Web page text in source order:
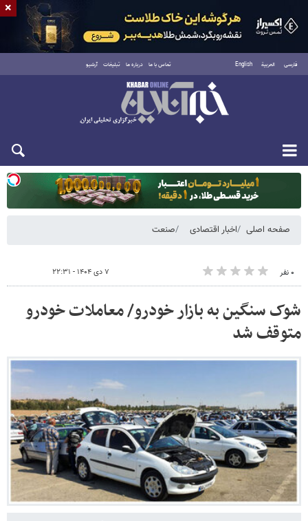
فارسی العربية English تماس با ما درباره ما تبلیغات آرشیو
یکشنبه ۱۸ مرداد ۱۴۰۵
صفحه اصلی اخبار اقتصادی صنعت
۰ نفر ۷ دی ۱۴۰۴ - ۲۲:۳۱
شوک سنگین به بازار خودرو/ معاملات خودرو
متوقف شد
×